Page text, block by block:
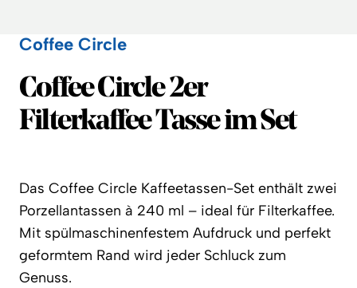
Coffee Circle
Coffee Circle
Coffee Circle 2er
Filterkaffee Tasse im Set
Das Coffee Circle Kaffeetassen-Set enthält zwei
Porzellantassen à 240 ml – ideal für Filterkaffee.
Mit spülmaschinenfestem Aufdruck und perfekt
geformtem Rand wird jeder Schluck zum
Genuss.